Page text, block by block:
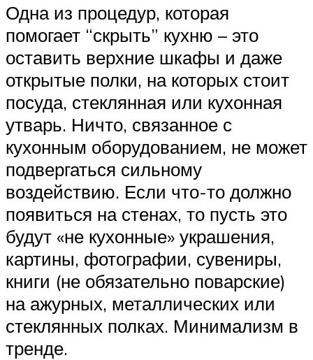
Одна из процедур, которая
помогает “скрыть” кухню – это
оставить верхние шкафы и даже
открытые полки, на которых стоит
посуда, стеклянная или кухонная
утварь. Ничто, связанное с
кухонным оборудованием, не может
подвергаться сильному
воздействию. Если что-то должно
появиться на стенах, то пусть это
будут «не кухонные» украшения,
картины, фотографии, сувениры,
книги (не обязательно поварские)
на ажурных, металлических или
стеклянных полках. Минимализм в
тренде.